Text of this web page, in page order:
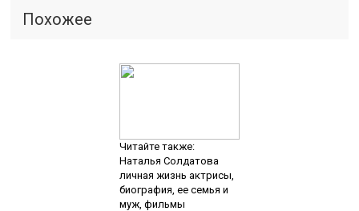
Похожее
Читайте также:
Наталья Солдатова
личная жизнь актрисы,
биография, ее семья и
муж, фильмы